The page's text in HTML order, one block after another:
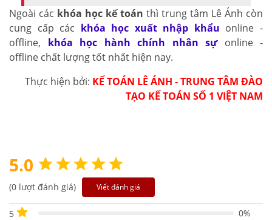
Ngoài các khóa học kế toán thì trung tâm Lê Ánh còn
cung cấp các khóa học xuất nhập khẩu online -
offline, khóa học hành chính nhân sựonline -
offline chất lượng tốt nhất hiện nay.
Thực hiện bởi: KẾ TOÁN LÊ ÁNH - TRUNG TÂM ĐÀO
TẠO KẾ TOÁN SỐ 1 VIỆT NAM
5.0
(0 lượt đánh giá) Viết đánh giá
5
0%